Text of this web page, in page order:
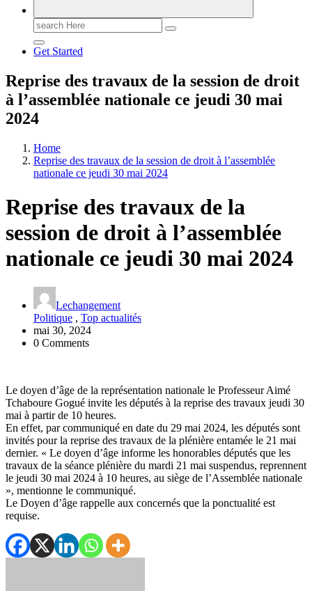
Search
for:
Get Started
Reprise des travaux de la session de droit
à l’assemblée nationale ce jeudi 30 mai
2024
Home
Reprise des travaux de la session de droit à l’assemblée
nationale ce jeudi 30 mai 2024
Reprise des travaux de la
session de droit à l’assemblée
nationale ce jeudi 30 mai 2024
Lechangement
Politique , Top actualités
mai 30, 2024
0 Comments
Le doyen d’âge de la représentation nationale le Professeur Aimé
Tchaboure Gogué invite les députés à la reprise des travaux jeudi 30
mai à partir de 10 heures.
En effet, par communiqué en date du 29 mai 2024, les députés sont
invités pour la reprise des travaux de la plénière entamée le 21 mai
dernier. « Le doyen d’âge informe les honorables députés que les
travaux de la séance plénière du mardi 21 mai suspendus, reprennent
le jeudi 30 mai 2024 à 10 heures, au siège de l’Assemblée nationale
», mentionne le communiqué.
Le Doyen d’âge rappelle aux concernés que la ponctualité est
requise.